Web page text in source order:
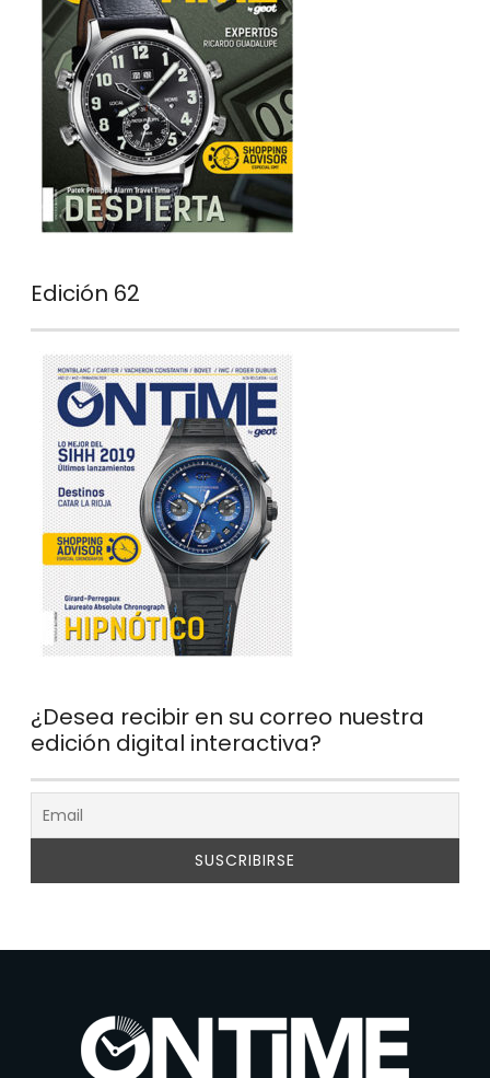
Edición 62
¿Desea recibir en su correo nuestra
edición digital interactiva?